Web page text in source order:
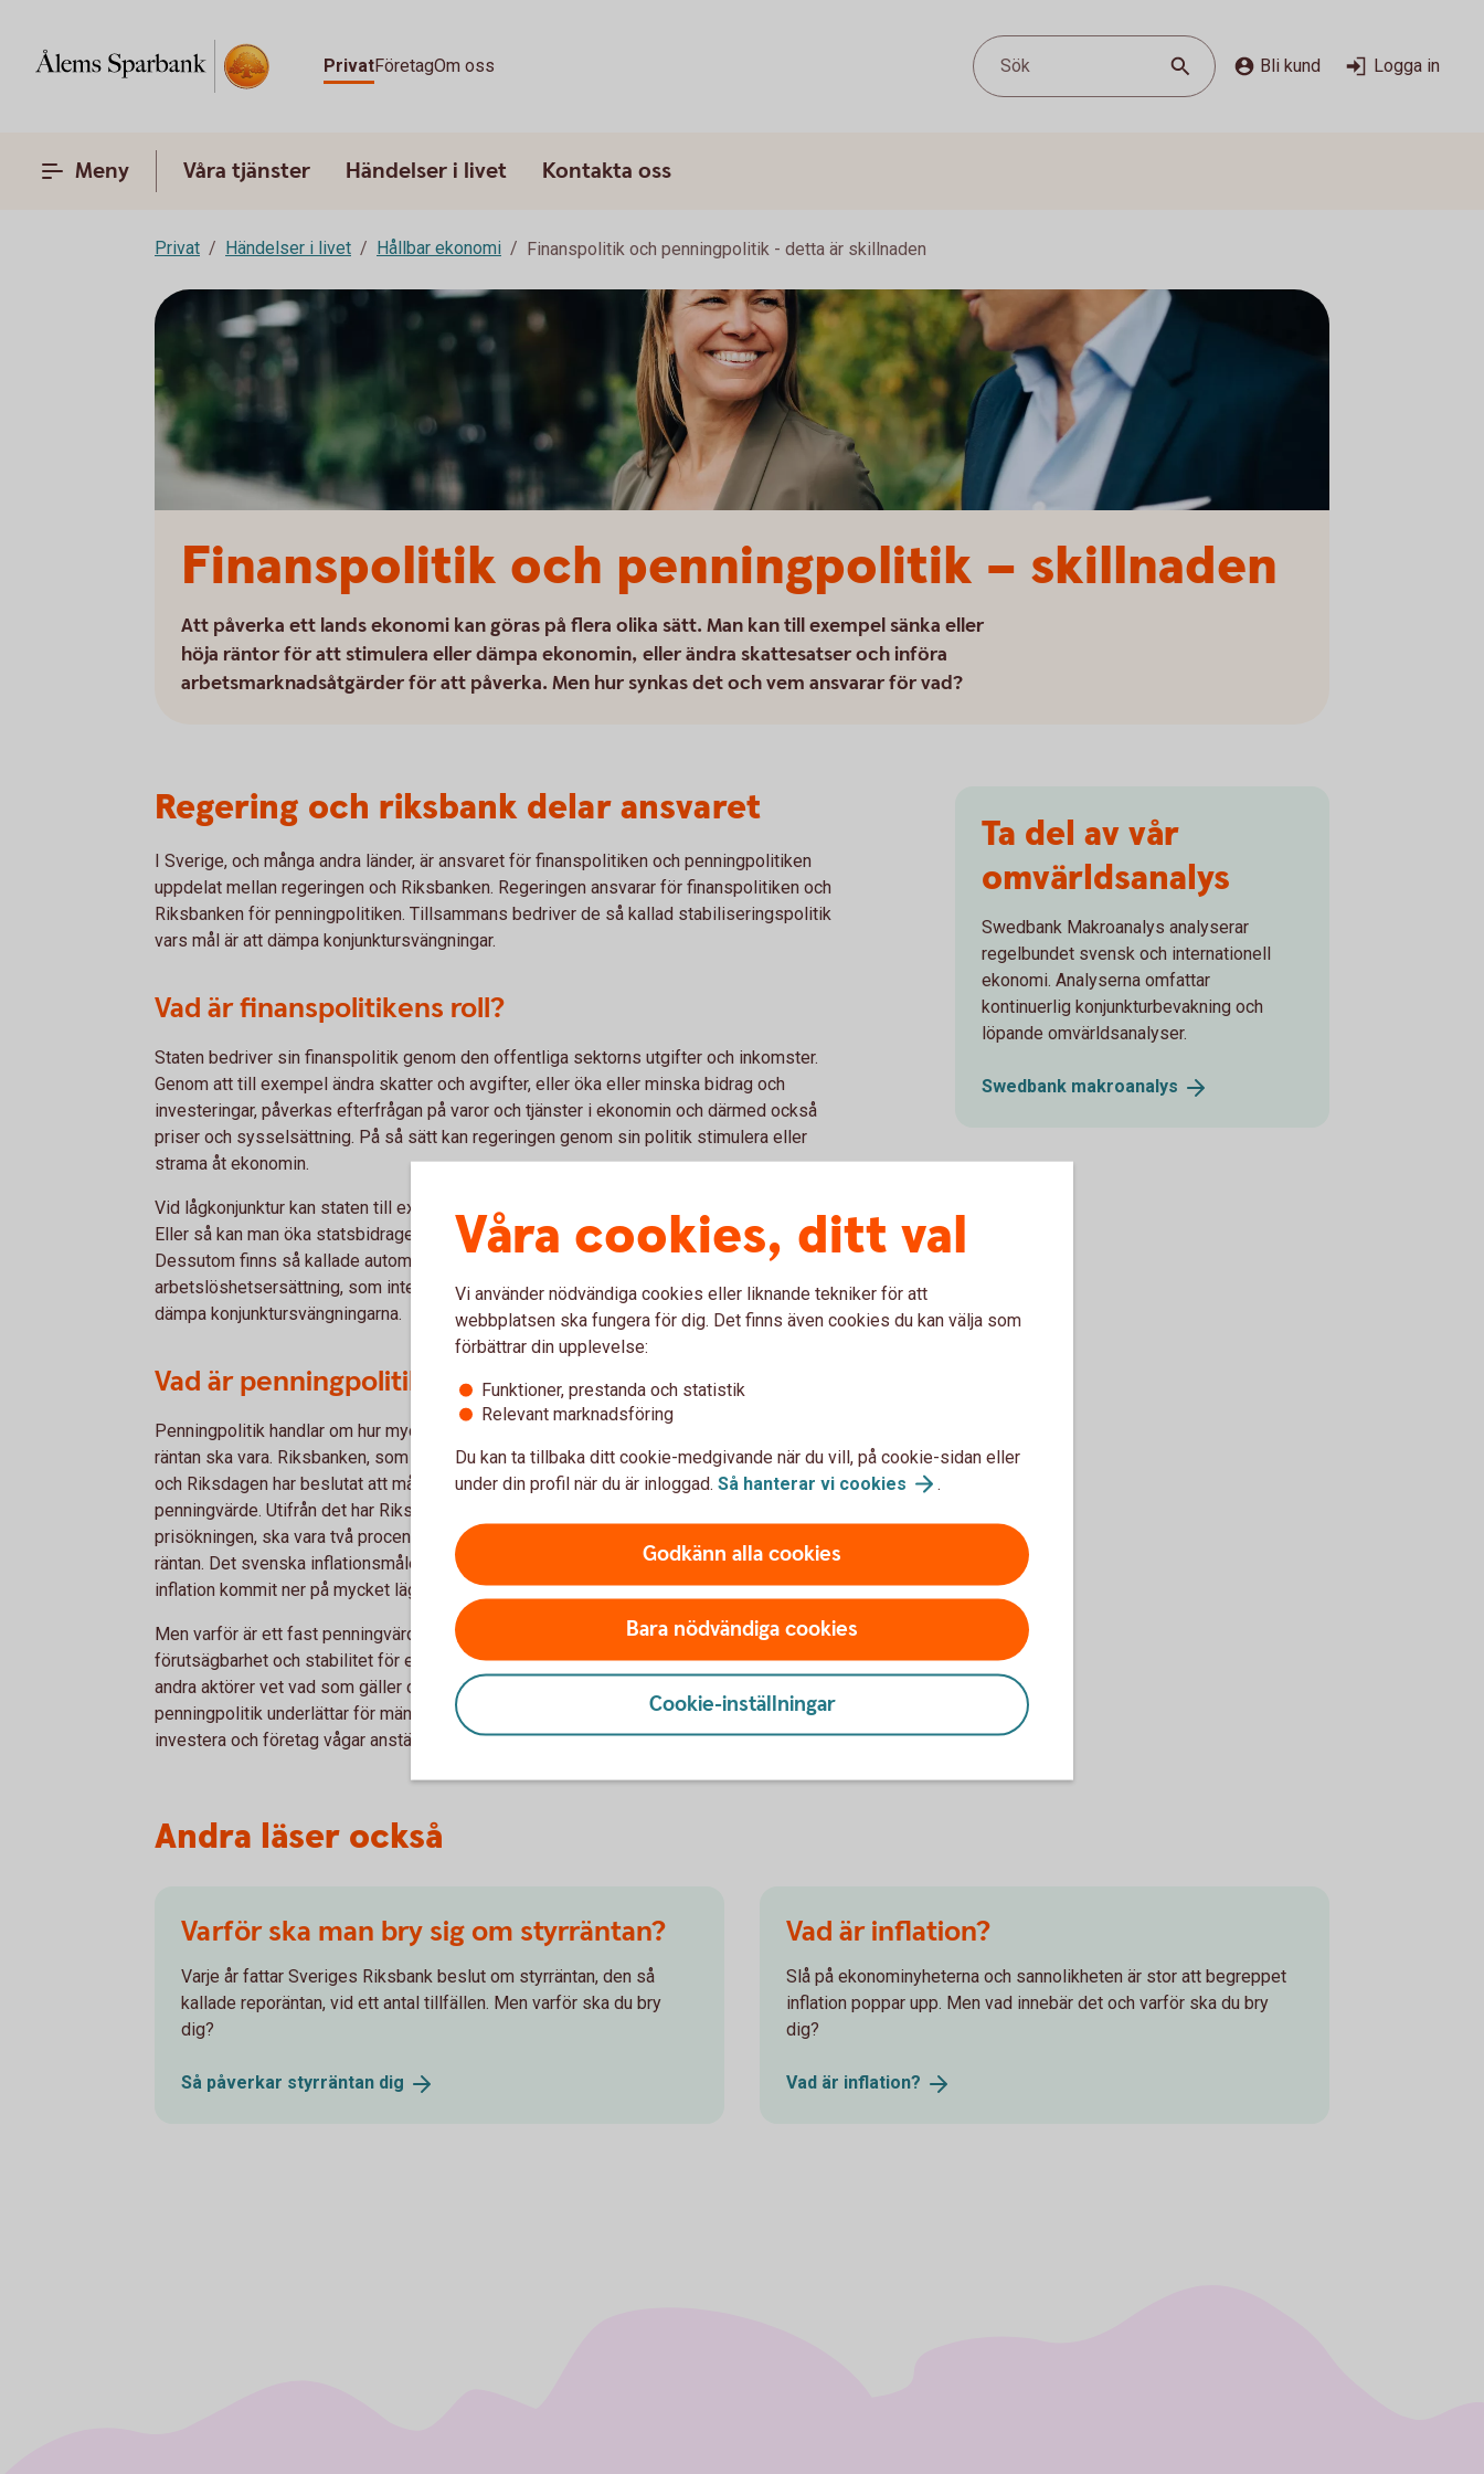
PrivatFöretagOm oss Sök Bli kund Logga in
Meny Våra tjänster Händelser i livet Kontakta oss
Privat Händelser i livet Hållbar ekonomi Finanspolitik och penningpolitik - detta är skillnaden
Finanspolitik och penningpolitik – skillnaden
Att påverka ett lands ekonomi kan göras på flera olika sätt. Man kan till exempel sänka eller
höja räntor för att stimulera eller dämpa ekonomin, eller ändra skattesatser och införa
arbetsmarknadsåtgärder för att påverka. Men hur synkas det och vem ansvarar för vad?
Regering och riksbank delar ansvaret
I Sverige, och många andra länder, är ansvaret för finanspolitiken och penningpolitiken
uppdelat mellan regeringen och Riksbanken. Regeringen ansvarar för finanspolitiken och
Riksbanken för penningpolitiken. Tillsammans bedriver de så kallad stabiliseringspolitik
vars mål är att dämpa konjunktursvängningar.
Vad är finanspolitikens roll?
Staten bedriver sin finanspolitik genom den offentliga sektorns utgifter och inkomster.
Genom att till exempel ändra skatter och avgifter, eller öka eller minska bidrag och
investeringar, påverkas efterfrågan på varor och tjänster i ekonomin och därmed också
priser och sysselsättning. På så sätt kan regeringen genom sin politik stimulera eller
strama åt ekonomin.
Vid lågkonjunktur kan staten till exempel sänka skatter och öka bidragen till hushållen.
Eller så kan man öka statsbidragen till kommunerna, för att undvika att folk sägs upp.
Dessutom finns så kallade automatiska stabilisatorer, till exempel
arbetslöshetsersättning, som inte kräver något aktivt politiskt beslut, vilket bidrar till att
dämpa konjunktursvängningarna.
Vad är penningpolitikens roll?
Penningpolitik handlar om hur mycket pengar som ska finnas i en ekonomi och hur hög
räntan ska vara. Riksbanken, som är oberoende, har i uppdrag att sköta penningpolitiken,
och Riksdagen har beslutat att målet för svensk penningpolitik ska vara ett fast
penningvärde. Utifrån det har Riksbanken bestämt att inflationen, den allmänna
prisökningen, ska vara två procent per år, vilket man styr genom att höja eller sänka
räntan. Det svenska inflationsmålet infördes 1993 och sedan det infördes har svensk
inflation kommit ner på mycket lägre nivåer än tidigare.
Men varför är ett fast penningvärde och en stabil penningpolitik viktigt? Jo för att skapa
förutsägbarhet och stabilitet för ett lands ekonomi, så att privatpersoner, företag och
andra aktörer vet vad som gäller och vågar ta beslut för framtiden. En stabil
penningpolitik underlättar för människor och företag att ta beslut, så att de vågar
investera och företag vågar anställa.
Ta del av vår
omvärldsanalys
Swedbank Makroanalys analyserar
regelbundet svensk och internationell
ekonomi. Analyserna omfattar
kontinuerlig konjunkturbevakning och
löpande omvärldsanalyser.
Swedbank makroanalys
Andra läser också
Varför ska man bry sig om styrräntan?
Varje år fattar Sveriges Riksbank beslut om styrräntan, den så
kallade reporäntan, vid ett antal tillfällen. Men varför ska du bry
dig?
Så påverkar styrräntan dig
Vad är inflation?
Slå på ekonominyheterna och sannolikheten är stor att begreppet
inflation poppar upp. Men vad innebär det och varför ska du bry
dig?
Vad är inflation?
Våra cookies, ditt val
Vi använder nödvändiga cookies eller liknande tekniker för att
webbplatsen ska fungera för dig. Det finns även cookies du kan välja som
förbättrar din upplevelse:
Funktioner, prestanda och statistik
Relevant marknadsföring
Du kan ta tillbaka ditt cookie-medgivande när du vill, på cookie-sidan eller
under din profil när du är inloggad. Så hanterar vi cookies .
Godkänn alla cookies
Bara nödvändiga cookies
Cookie-inställningar